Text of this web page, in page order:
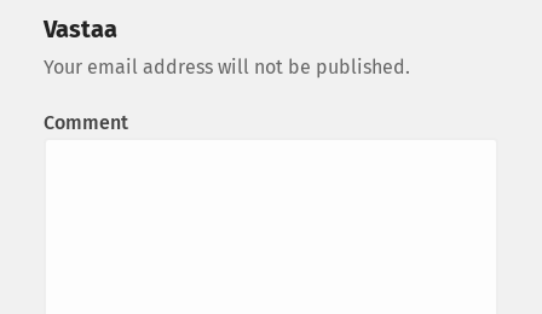
Vastaa
Your email address will not be published.
Comment